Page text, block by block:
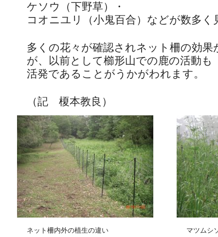
ケソウ（下野草）・
コオニユリ（小鬼百合）などが数多く
多くの花々が確認されネット柵の効果
が、以前として櫛形山での鹿の活動も
活発であることがうかがわれます。
（記 榎本教良）
ネット柵内外の植生の違い マツムシ